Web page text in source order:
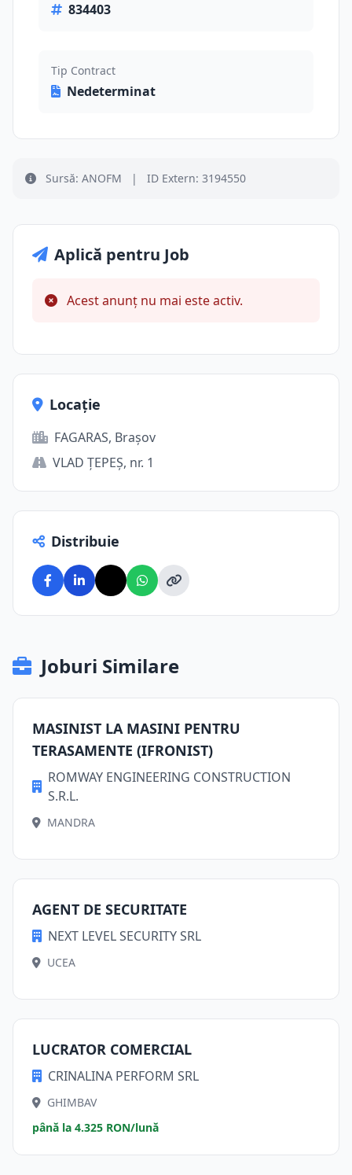
834403
Tip Contract
Nedeterminat
Sursă: ANOFM | ID Extern: 3194550
Aplică pentru Job
Acest anunț nu mai este activ.
Locație
FAGARAS, Brașov
VLAD ŢEPEŞ, nr. 1
Distribuie
Joburi Similare
MASINIST LA MASINI PENTRU
TERASAMENTE (IFRONIST)
ROMWAY ENGINEERING CONSTRUCTION
S.R.L.
MANDRA
AGENT DE SECURITATE
NEXT LEVEL SECURITY SRL
UCEA
LUCRATOR COMERCIAL
CRINALINA PERFORM SRL
GHIMBAV
până la 4.325 RON/lună